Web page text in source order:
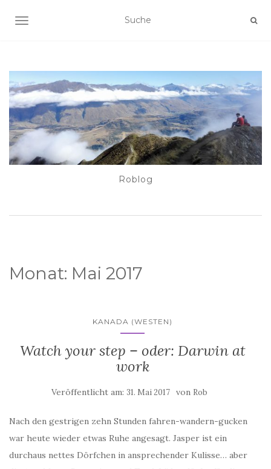
NAVIGATION EIN-/AUSSCHALTEN
Roblog
Monat: Mai 2017
KANADA (WESTEN)
Watch your step – oder: Darwin at
work
Veröffentlicht am: 31. Mai 2017 von Rob
Nach den gestrigen zehn Stunden fahren-wandern-gucken
war heute wieder etwas Ruhe angesagt. Jasper ist ein
durchaus nettes Dörfchen in ansprechender Kulisse… aber